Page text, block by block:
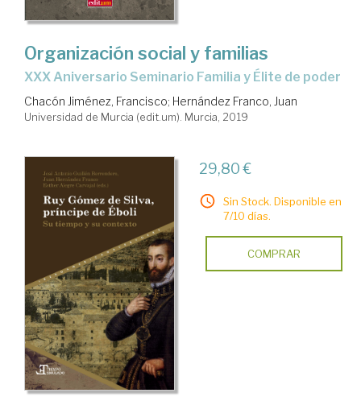
Organización social y familias
XXX Aniversario Seminario Familia y Élite de poder
Chacón Jiménez, Francisco; Hernández Franco, Juan
Universidad de Murcia (edit.um). Murcia, 2019
29,80 €
Sin Stock. Disponible en
7/10 días.
COMPRAR